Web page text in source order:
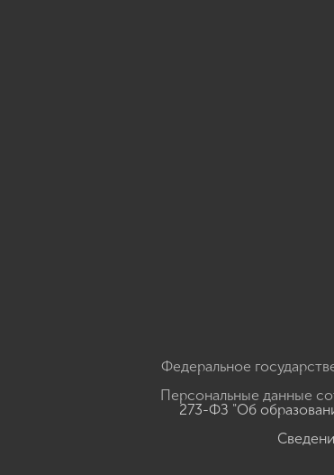
Федеральное
Персональные данные
273-ФЗ "Об